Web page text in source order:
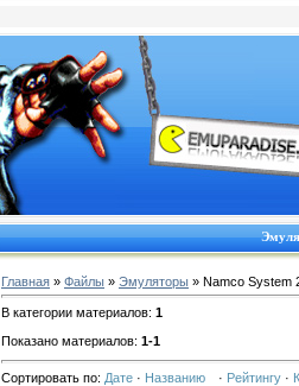
Главная » Файлы » Эмуляторы » Namco System
В категории материалов: 1
Показано материалов: 1-1
Сортировать по: Дате · Названию · Рейтингу ·